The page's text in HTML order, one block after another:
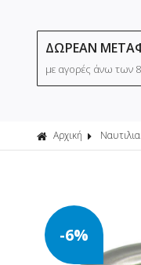
ΔΩΡΕΑΝ
με αγορές άνω των
Αρχική
-6%